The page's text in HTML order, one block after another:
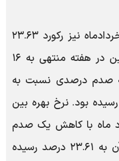
این نرخ در هفته منتهی به ۲۳ خردادماه نیز رکورد ۲۳.۶۳
درصدی را ثبت کرده بود. همچنین در هفته منتهی به ۱۶
صدم درصدی نسبت به
آن به ۲۳.۶۴ درصد رسیده بود. نرخ بهره بین
هفته منتهی به ۹ خرداد ماه با کاهش یک صدم
درصدی نسبت به هفته قبل از آن به ۲۳.۶۱ درصد رسیده